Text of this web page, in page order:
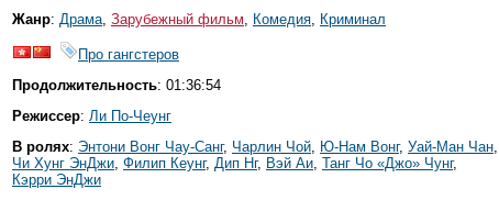
Жанр: Драма Зарубежный фильм Комедия Криминал
Про гангстеров
Продолжительность: 01:36:54
Режиссер: Ли По-Чеунг
В ролях: Энтони Вонг Чау-Санг, Чарлин Чой Ю-Нам Вонг, Уай-Ман Чан
Чи Хунг ЭнДжи Филип Кеунг, Дип Нг, Вэй Аи Танг Чо «Джо» Чунг,
Кэрри ЭнДжи